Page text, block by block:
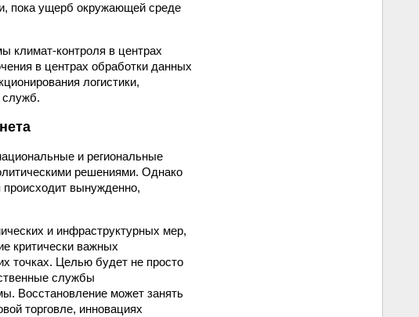
пока ущерб окружающей среде
климат-контроля в центрах
в центрах обработки данных
логистики,
служб.
и региональные
решениями. Однако
происходит вынужденно,
и инфраструктурных мер,
критически важных
точках. Целью будет не просто
службы
Восстановление может занять
торговле, инновациях